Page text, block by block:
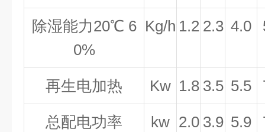
除湿能力20℃ 6
0%
Kg/h 1.2 2.3 4.0
再生电加热 Kw 1.8 3.5 5.5
总配电功率 kw 2.0 3.9 5.9